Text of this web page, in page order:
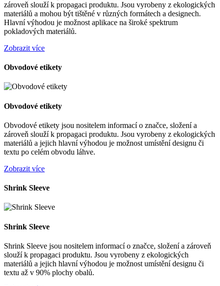
zároveň slouží k propagaci produktu. Jsou vyrobeny z ekologických
materiálů a mohou být tištěné v různých formátech a designech.
Hlavní výhodou je možnost aplikace na široké spektrum
pokladových materiálů.
Zobrazit více
Obvodové etikety
Obvodové etikety
Obvodové etikety jsou nositelem informací o značce, složení a
zároveň slouží k propagaci produktu. Jsou vyrobeny z ekologických
materiálů a jejich hlavní výhodou je možnost umístění designu či
textu po celém obvodu láhve.
Zobrazit více
Shrink Sleeve
Shrink Sleeve
Shrink Sleeve jsou nositelem informací o značce, složení a zároveň
slouží k propagaci produktu. Jsou vyrobeny z ekologických
materiálů a jejich hlavní výhodou je možnost umístění designu či
textu až v 90% plochy obalů.